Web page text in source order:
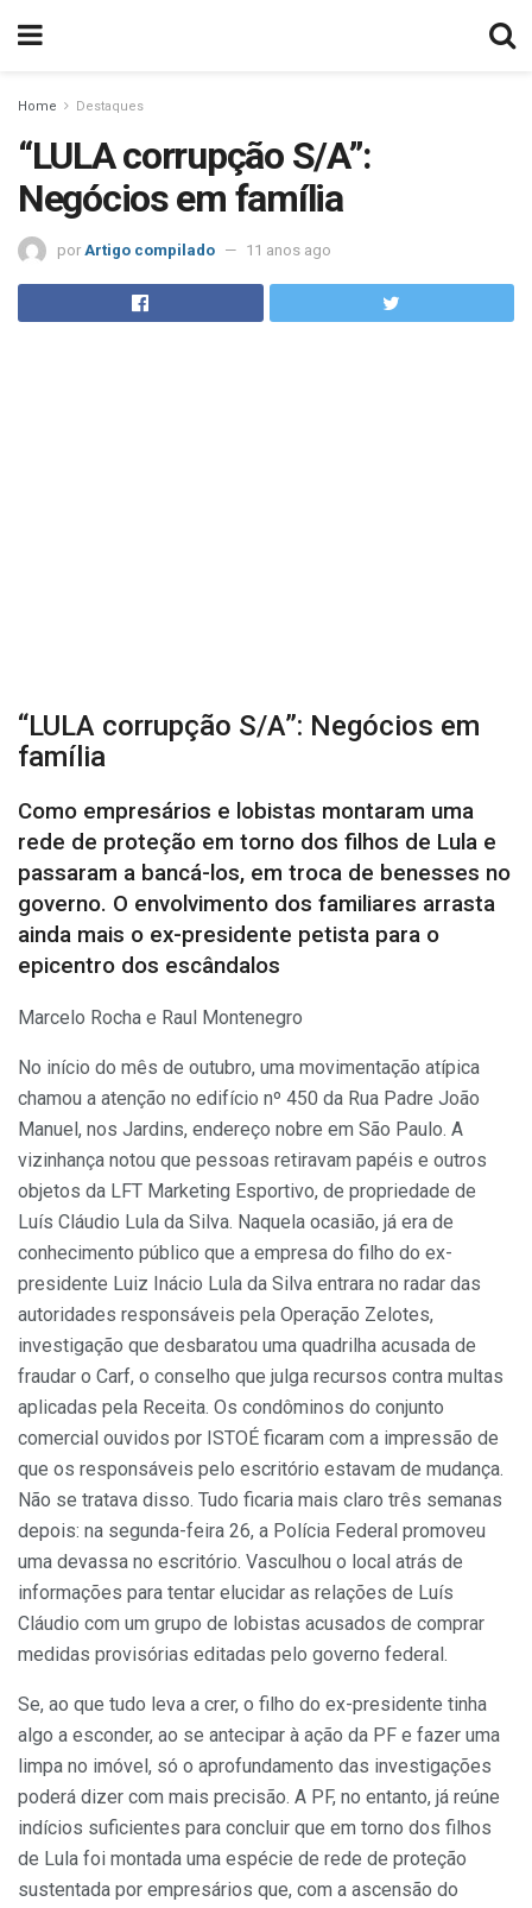
Home Destaques
“LULA corrupção S/A”:
Negócios em família
por Artigo compilado 11 anos ago
“LULA corrupção S/A”: Negócios em
família
Como empresários e lobistas montaram uma
rede de proteção em torno dos filhos de Lula e
passaram a bancá-los, em troca de benesses no
governo. O envolvimento dos familiares arrasta
ainda mais o ex-presidente petista para o
epicentro dos escândalos
Marcelo Rocha e Raul Montenegro
No início do mês de outubro, uma movimentação atípica
chamou a atenção no edifício nº 450 da Rua Padre João
Manuel, nos Jardins, endereço nobre em São Paulo. A
vizinhança notou que pessoas retiravam papéis e outros
objetos da LFT Marketing Esportivo, de propriedade de
Luís Cláudio Lula da Silva. Naquela ocasião, já era de
conhecimento público que a empresa do filho do ex-
presidente Luiz Inácio Lula da Silva entrara no radar das
autoridades responsáveis pela Operação Zelotes,
investigação que desbaratou uma quadrilha acusada de
fraudar o Carf, o conselho que julga recursos contra multas
aplicadas pela Receita. Os condôminos do conjunto
comercial ouvidos por ISTOÉ ficaram com a impressão de
que os responsáveis pelo escritório estavam de mudança.
Não se tratava disso. Tudo ficaria mais claro três semanas
depois: na segunda-feira 26, a Polícia Federal promoveu
uma devassa no escritório. Vasculhou o local atrás de
informações para tentar elucidar as relações de Luís
Cláudio com um grupo de lobistas acusados de comprar
medidas provisórias editadas pelo governo federal.
Se, ao que tudo leva a crer, o filho do ex-presidente tinha
algo a esconder, ao se antecipar à ação da PF e fazer uma
limpa no imóvel, só o aprofundamento das investigações
poderá dizer com mais precisão. A PF, no entanto, já reúne
indícios suficientes para concluir que em torno dos filhos
de Lula foi montada uma espécie de rede de proteção
sustentada por empresários que, com a ascensão do